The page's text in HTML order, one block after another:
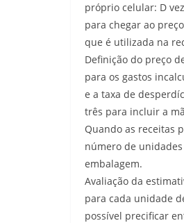
próprio celular: D
para chegar ao
que é utilizada na
Definição do preço
para os gastos
e a taxa de
três para incluir a
Quando as receitas
número de
embalagem.
Avaliação da
para cada unidade
possível precificar